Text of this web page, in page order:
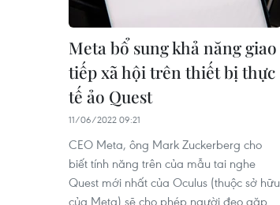
Meta bổ sung khả năng giao
tiếp xã hội trên thiết bị thực
tế ảo Quest
11/06/2022 09:21
CEO Meta, ông Mark Zuckerberg cho
biết tính năng trên của mẫu tai nghe
Quest mới nhất của Oculus (thuộc sở hữu
của Meta) sẽ cho phép người đeo gặp